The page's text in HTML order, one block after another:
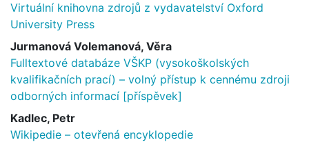
Virtuální knihovna zdrojů z vydavatelství Oxford
University Press
Jurmanová Volemanová, Věra
Fulltextové databáze VŠKP (vysokoškolských
kvalifikačních prací) – volný přístup k cennému zdroji
odborných informací [příspěvek]
Kadlec, Petr
Wikipedie – otevřená encyklopedie